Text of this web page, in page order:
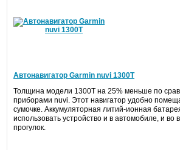
Автонавигатор Garmin nuvi 1300T
Толщина модели 1300T на 25% меньше по
приборами nuvi. Этот навигатор удобно
сумочке. Аккумуляторная литий-ионная
использовать устройство и в автомобиле, и во
прогулок.